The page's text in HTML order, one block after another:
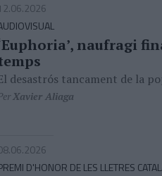
naufragi
desastrós tancament de la
Xavier Aliaga
D'HONOR DE LES LLETRES